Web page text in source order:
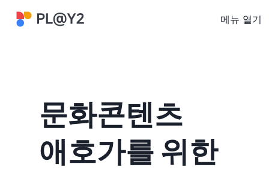
메뉴 열기
문화콘텐츠
애호가를 위한